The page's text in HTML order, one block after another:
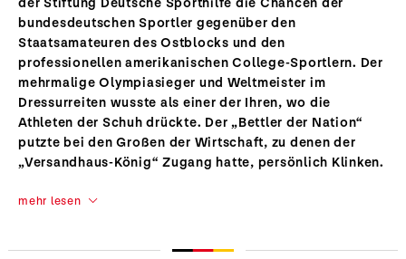
bundesdeutschen Sportler gegenüber den
Staatsamateuren des Ostblocks und den
professionellen amerikanischen College-Sportlern. Der
mehrmalige Olympiasieger und Weltmeister im
Dressurreiten wusste als einer der Ihren, wo die
Athleten der Schuh drückte. Der „Bettler der Nation“
putzte bei den Großen der Wirtschaft, zu denen der
„Versandhaus-König“ Zugang hatte, persönlich Klinken.
mehr lesen